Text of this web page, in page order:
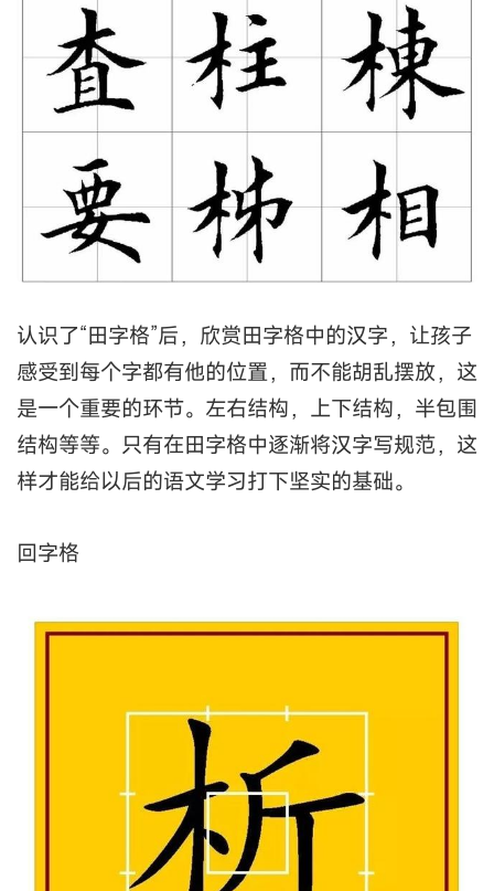
认识了“田字格”后，欣赏田字格中的汉字，让孩子
感受到每个字都有他的位置，而不能胡乱摆放，这
是一个重要的环节。左右结构，上下结构，半包围
结构等等。只有在田字格中逐渐将汉字写规范，这
样才能给以后的语文学习打下坚实的基础。
回字格